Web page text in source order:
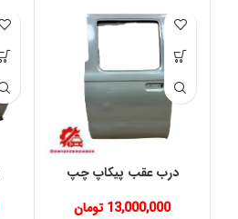
درب عقب پیکاپ چپ
13,000,000 تومان